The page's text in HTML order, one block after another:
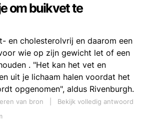
om buikvet te
en cholesterolvrij en daarom een
wie op zijn gewicht let of een
. "Het kan het vet en
uit je lichaam halen voordat het
opgenomen", aldus Rivenburgh.
van bron
Bekijk volledig antwoord